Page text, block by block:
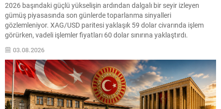
2026 başındaki güçlü yükselişin ardından dalgalı bir seyir izleyen
gümüş piyasasında son günlerde toparlanma sinyalleri
gözlemleniyor. XAG/USD paritesi yaklaşık 59 dolar civarında işlem
görürken, vadeli işlemler fiyatları 60 dolar sınırına yaklaştırdı.
Piyasalarda iki yönlü etki öne çıkıyor: jeopolitik risklerin hafiflemesi ve
finansal koşullardaki yumuşama, kıymetli metallerin cazibesini artırdı.
Jeopolitik ve...
03.08.2026